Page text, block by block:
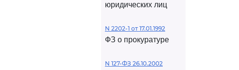
юридических лиц
N 2202-1 от 17.01.1992
ФЗ о прокуратуре
N 127-ФЗ 26.10.2002